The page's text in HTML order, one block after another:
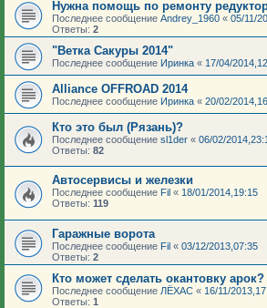
Нужна помощь по ремонту
Последнее сообщение Andrey_1960 « 05/11/
Ответы: 2
"Ветка Сакуры 2014"
Последнее сообщение Иринка « 17/04/
Alliance OFFROAD 2014
Последнее сообщение Иринка « 20/02/
Кто это был (Рязань)?
Последнее сообщение sl1der « 06/02/
Ответы: 82
Автосервисы и железки
Последнее сообщение Fil « 18/01/2014,19:15
Ответы: 119
Гаражные ворота
Последнее сообщение Fil « 03/12/2013,07:35
Ответы: 2
Кто может сделать окантовку арок?
Последнее сообщение ЛЁХАС « 16/11/
Ответы: 1